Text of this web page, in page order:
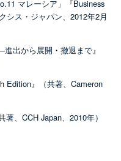
マレーシア」『Business
シス・ジャパン、2012年2月
出から展開・撤退まで』
Edition』（共著、Cameron
著、CCH Japan、2010年）